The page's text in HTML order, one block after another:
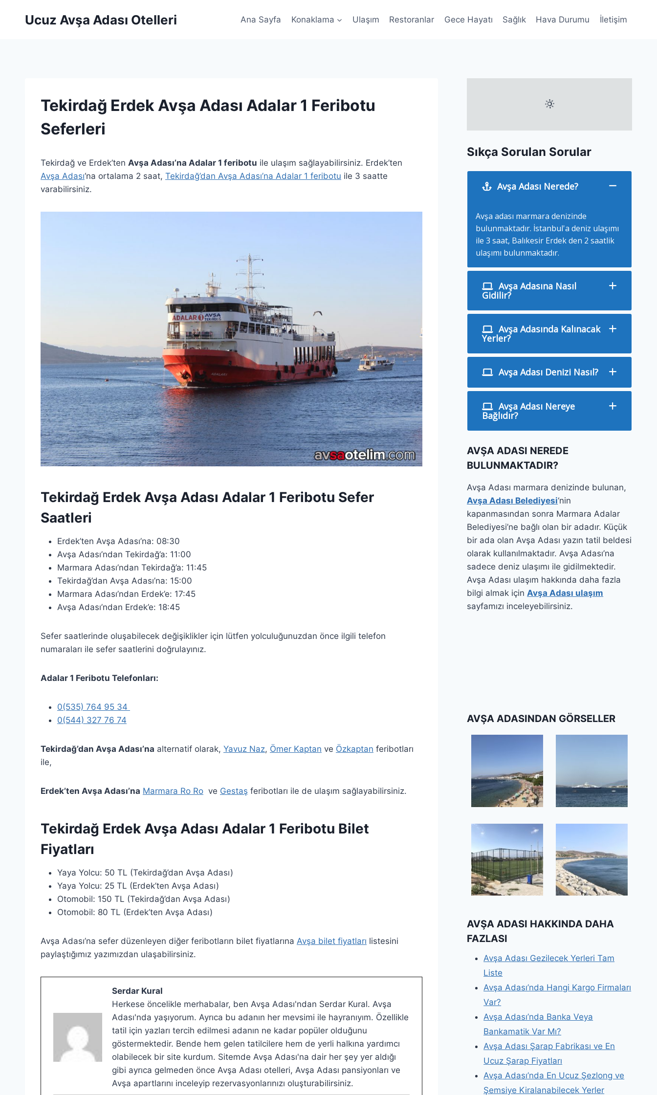
Ucuz Avşa Adası Otelleri Ana Sayfa Konaklama Ulaşım Restoranlar Gece Hayatı Sağlık Hava Durumu İletişim
Tekirdağ Erdek Avşa Adası Adalar 1 Feribotu
Seferleri
Tekirdağ ve Erdek’ten Avşa Adası’na Adalar 1 feribotu ile ulaşım sağlayabilirsiniz. Erdek’ten
Avşa Adası‘na ortalama 2 saat, Tekirdağ’dan Avşa Adası’na Adalar 1 feribotu ile 3 saatte
varabilirsiniz.
Tekirdağ Erdek Avşa Adası Adalar 1 Feribotu Sefer
Saatleri
Erdek’ten Avşa Adası’na: 08:30
Avşa Adası’ndan Tekirdağ’a: 11:00
Marmara Adası’ndan Tekirdağ’a: 11:45
Tekirdağ’dan Avşa Adası’na: 15:00
Marmara Adası’ndan Erdek’e: 17:45
Avşa Adası’ndan Erdek’e: 18:45
Sefer saatlerinde oluşabilecek değişiklikler için lütfen yolculuğunuzdan önce ilgili telefon
numaraları ile sefer saatlerini doğrulayınız.
Adalar 1 Feribotu Telefonları:
0(535) 764 95 34
0(544) 327 76 74
Tekirdağ’dan Avşa Adası’na alternatif olarak, Yavuz Naz, Ömer Kaptan ve Özkaptan feribotları
ile,
Erdek’ten Avşa Adası’na Marmara Ro Ro ve Gestaş feribotları ile de ulaşım sağlayabilirsiniz.
Tekirdağ Erdek Avşa Adası Adalar 1 Feribotu Bilet
Fiyatları
Yaya Yolcu: 50 TL (Tekirdağ’dan Avşa Adası)
Yaya Yolcu: 25 TL (Erdek’ten Avşa Adası)
Otomobil: 150 TL (Tekirdağ’dan Avşa Adası)
Otomobil: 80 TL (Erdek’ten Avşa Adası)
Avşa Adası’na sefer düzenleyen diğer feribotların bilet fiyatlarına Avşa bilet fiyatları listesini
paylaştığımız yazımızdan ulaşabilirsiniz.
Serdar Kural
Herkese öncelikle merhabalar, ben Avşa Adası'ndan Serdar Kural. Avşa
Adası'nda yaşıyorum. Ayrıca bu adanın her mevsimi ile hayranıyım. Özellikle
tatil için yazları tercih edilmesi adanın ne kadar popüler olduğunu
göstermektedir. Bende hem gelen tatilcilere hem de yerli halkına yardımcı
olabilecek bir site kurdum. Sitemde Avşa Adası'na dair her şey yer aldığı
gibi ayrıca gelmeden önce Avşa Adası otelleri, Avşa Adası pansiyonları ve
Avşa apartlarını inceleyip rezervasyonlarınızı oluşturabilirsiniz.
Sıkça Sorulan Sorular
Avşa Adası Nerede?
Avşa adası marmara denizinde
bulunmaktadır. İstanbul'a deniz ulaşımı
ile 3 saat, Balıkesir Erdek den 2 saatlik
ulaşımı bulunmaktadır.
Avşa Adasına Nasıl
Gidilir?
Avşa Adasında Kalınacak
Yerler?
Avşa Adası Denizi Nasıl?
Avşa Adası Nereye
Bağlıdır?
AVŞA ADASI NEREDE
BULUNMAKTADIR?
Avşa Adası marmara denizinde bulunan,
Avşa Adası Belediyesi‘nin
kapanmasından sonra Marmara Adalar
Belediyesi’ne bağlı olan bir adadır. Küçük
bir ada olan Avşa Adası yazın tatil beldesi
olarak kullanılmaktadır. Avşa Adası’na
sadece deniz ulaşımı ile gidilmektedir.
Avşa Adası ulaşım hakkında daha fazla
bilgi almak içinAvşa Adası ulaşım
sayfamızı inceleyebilirsiniz.
AVŞA ADASINDAN GÖRSELLER
AVŞA ADASI HAKKINDA DAHA
FAZLASI
Avşa Adası Gezilecek Yerleri Tam
Liste
Avşa Adası’nda Hangi Kargo Firmaları
Var?
Avşa Adası’nda Banka Veya
Bankamatik Var Mı?
Avşa Adası Şarap Fabrikası ve En
Ucuz Şarap Fiyatları
Avşa Adası’nda En Ucuz Şezlong ve
Şemsiye Kiralanabilecek Yerler